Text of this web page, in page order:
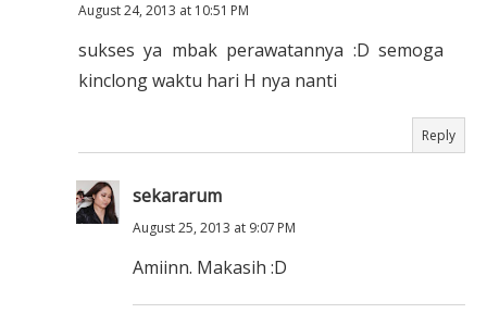
August 24, 2013 at 10:51 PM
sukses ya mbak perawatannya :D semoga
kinclong waktu hari H nya nanti
Reply
sekararum
August 25, 2013 at 9:07 PM
Amiinn. Makasih :D